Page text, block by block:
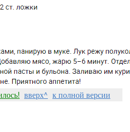
вверх^ к полной версии